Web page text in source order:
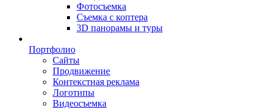
Фотосъемка
Съемка с коптера
3D панорамы и туры
Портфолио
Сайты
Продвижение
Контекстная реклама
Логотипы
Видеосъемка